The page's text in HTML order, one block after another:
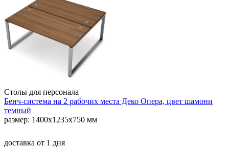
Столы для персонала
Бенч-система на 2 рабочих места Деко Опера, цвет шамони
темный
размер: 1400х1235х750 мм
доставка от 1 дня